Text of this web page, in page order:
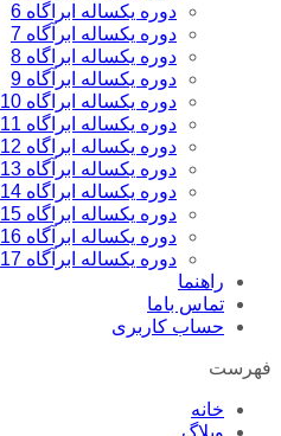
دوره یکساله ابراگاه 6
دوره یکساله ابرآگاه 7
دوره یکساله ابراگاه 8
دوره یکساله ابرآگاه 9
دوره یکساله ابراگاه 10
دوره یکساله ابراگاه 11
دوره یکساله ابراگاه 12
دوره یکساله ابرآگاه 13
دوره یکساله ابراگاه 14
دوره یکساله ابراگاه 15
دوره یکساله ابرآگاه 16
دوره یکساله ابرآگاه 17
راهنما
تماس باما
حساب کاربری
فهرست
خانه
وبلاگ